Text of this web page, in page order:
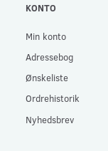
KONTO
Min konto
Adressebog
Ønskeliste
Ordrehistorik
Nyhedsbrev